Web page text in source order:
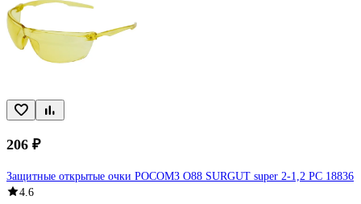
206 ₽
Защитные открытые очки РОСОМЗ O88 SURGUT super 2-1,2 PC 18836
4.6